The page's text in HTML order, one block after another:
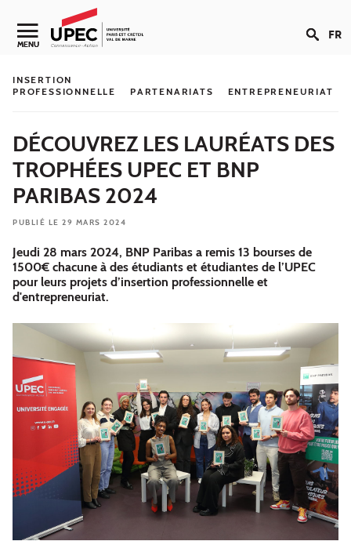
Aller au contenu
Navigation secondaire
MENU FR
INSERTION
PROFESSIONNELLE
PARTENARIATS ENTREPRENEURIAT
DÉCOUVREZ LES LAURÉATS DES
TROPHÉES UPEC ET BNP
PARIBAS 2024
PUBLIÉ LE 29 MARS 2024
Jeudi 28 mars 2024, BNP Paribas a remis 13 bourses de
1500€ chacune à des étudiants et étudiantes de l’UPEC
pour leurs projets d’insertion professionnelle et
d'entrepreneuriat.